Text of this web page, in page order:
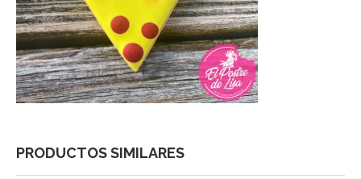
PRODUCTOS SIMILARES